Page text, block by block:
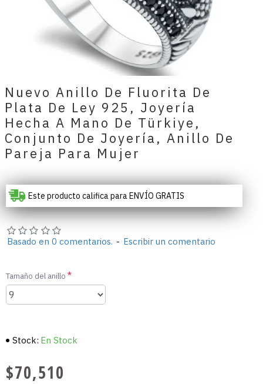
Nuevo Anillo De Fluorita De
Plata De Ley 925, Joyería
Hecha A Mano De Türkiye,
Conjunto De Joyería, Anillo De
Pareja Para Mujer
Este producto califica para ENVÍO GRATIS
Basado en 0 comentarios. - Escribir un comentario
$70,510
Stock: En Stock
Tamaño del anillo